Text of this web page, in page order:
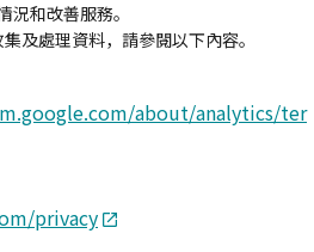
和改善服務。
及處理資料，請參閱以下內容。
about/analytics/ter
privacy